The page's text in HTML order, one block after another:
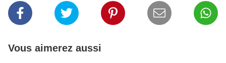
Vous aimerez aussi